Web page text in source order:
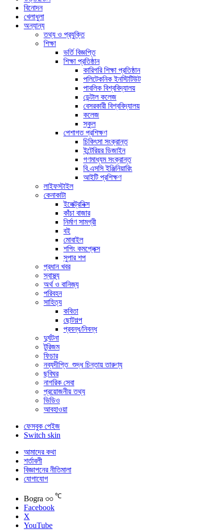
বিনোদন
খেলাধুলা
অন্যান্য
তথ্য ও প্রযুক্তি
শিক্ষা
ভর্তি বিজ্ঞপ্তি
শিক্ষা প্রতিষ্ঠান
কারিগরি শিক্ষা প্রতিষ্ঠান
পলিটেকনিক ইনস্টিটিউট
পাবলিক বিশ্ববিদ্যালয়
ডেন্টাল কলেজ
বেসরকারী বিশ্ববিদ্যালয়
কলেজ
স্কুল
পেশাগত প্রশিক্ষণ
চিকিৎসা সংক্রান্ত
ইন্টেরিয়র ডিজাইন
গণমাধ্যম সংক্রান্ত
বি.এসসি ইঞ্জিনিয়ারিং
আইটি প্রশিক্ষণ
লাইফস্টাইল
কেনাকাটা
ইলেক্ট্রনিক্স
কাঁচা বাজার
নির্মাণ সামগ্রী
বই
মোবাইল
শপিং কমপ্লেক্স
সুপার শপ
প্রধান খবর
স্বাস্থ্য
অর্থ ও বানিজ্য
পরিবহন
সাহিত্য
কবিতা
ছোটগল্প
প্রবন্ধ/নিবন্ধ
দুর্ঘটনা
টুরিজম
ফিচার
নব্যদীপ্তি_শুদ্ধ চিন্তায় তারুণ্য
ছবিঘর
নাগরিক সেবা
প্রয়োজনীয় তথ্য
ভিডিও
আবহাওয়া
ফেসবুক পেইজ
Switch skin
আমাদের কথা
শর্তাবলী
বিজ্ঞাপনের নীতিমালা
যোগাযোগ
Bogra ৩৩ ℃
Facebook
X
YouTube